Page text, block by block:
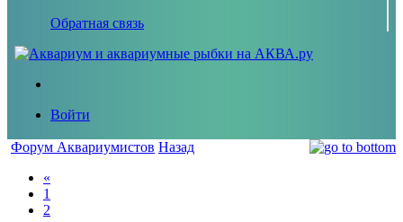
Обратная связь
Войти
Форум Аквариумистов Назад
«
1
2